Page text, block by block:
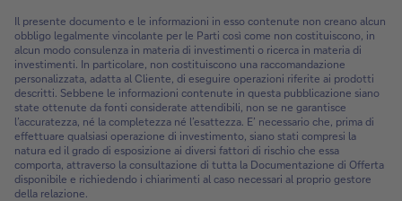
Il presente documento e le informazioni in esso contenute non creano alcun
obbligo legalmente vincolante per le Parti così come non costituiscono, in
alcun modo consulenza in materia di investimenti o ricerca in materia di
investimenti. In particolare, non costituiscono una raccomandazione
personalizzata, adatta al Cliente, di eseguire operazioni riferite ai prodotti
descritti. Sebbene le informazioni contenute in questa pubblicazione siano
state ottenute da fonti considerate attendibili, non se ne garantisce
l’accuratezza, né la completezza né l’esattezza. E’ necessario che, prima di
effettuare qualsiasi operazione di investimento, siano stati compresi la
natura ed il grado di esposizione ai diversi fattori di rischio che essa
comporta, attraverso la consultazione di tutta la Documentazione di Offerta
disponibile e richiedendo i chiarimenti al caso necessari al proprio gestore
della relazione.